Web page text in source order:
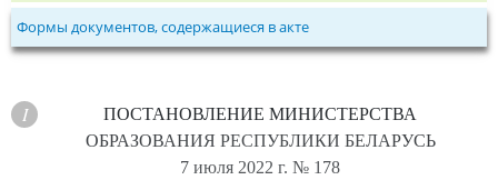
Формы документов, содержащиеся в акте
ПОСТАНОВЛЕНИЕ МИНИСТЕРСТВА
ОБРАЗОВАНИЯ РЕСПУБЛИКИ БЕЛАРУСЬ
7 июля 2022 г. № 178